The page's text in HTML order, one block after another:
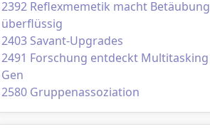
2392 Reflexmemetik macht Betäubung
überflüssig
2403 Savant-Upgrades
2491 Forschung entdeckt Multitasking
Gen
2580 Gruppenassoziation